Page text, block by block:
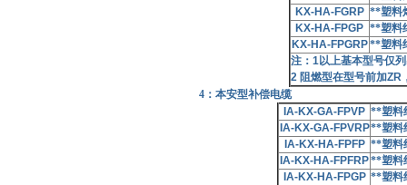
KX-HA-FGRP **塑料
KX-HA-FPGP **塑料
KX-HA-FPGRP**塑料
注： 1以上基本型号仅
2 阻燃型在型号前加ZR
4：本安型补偿电缆
IA-KX-GA-FPVP **塑料
IA-KX-GA-FPVRP**塑料
IA-KX-HA-FPFP **塑料
IA-KX-HA-FPFRP**塑料
IA-KX-HA-FPGP **塑料